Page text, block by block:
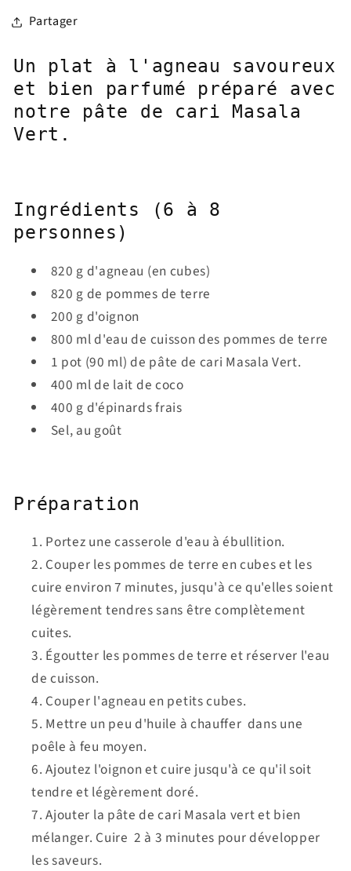
Partager
Un plat à l'agneau savoureux
et bien parfumé préparé avec
notre pâte de cari Masala
Vert.
Ingrédients (6 à 8
personnes)
820 g d'agneau (en cubes)
820 g de pommes de terre
200 g d'oignon
800 ml d'eau de cuisson des pommes de terre
1 pot (90 ml) de pâte de cari Masala Vert.
400 ml de lait de coco
400 g d'épinards frais
Sel, au goût
Préparation
Portez une casserole d'eau à ébullition.
Couper les pommes de terre en cubes et les
cuire environ 7 minutes, jusqu'à ce qu'elles soient
légèrement tendres sans être complètement
cuites.
Égoutter les pommes de terre et réserver l'eau
de cuisson.
Couper l'agneau en petits cubes.
Mettre un peu d'huile à chauffer dans une
poêle à feu moyen.
Ajoutez l'oignon et cuire jusqu'à ce qu'il soit
tendre et légèrement doré.
Ajouter la pâte de cari Masala vert et bien
mélanger. Cuire 2 à 3 minutes pour développer
les saveurs.